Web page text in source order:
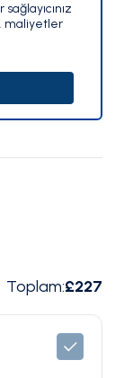
maliyetler
Toplam:£227